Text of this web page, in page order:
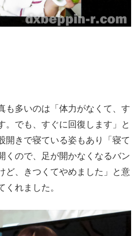
も多いのは「体力がなくて、す
。でも、すぐに回復します」と
開きで寝ている姿もあり「寝て
くので、足が開かなくなるバン
ど、きつくてやめました」と意
くれました。